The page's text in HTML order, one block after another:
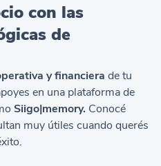
con las
de
y financiera de tu
en una plataforma de
Siigo|memory. Conocé
muy útiles cuando querés